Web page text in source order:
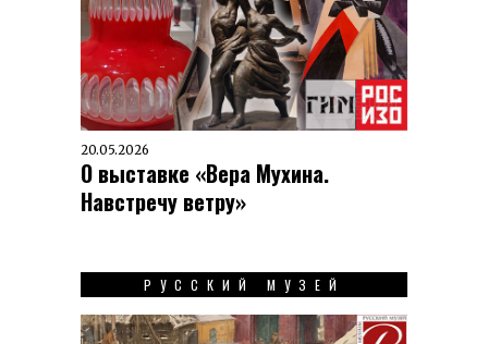
20.05.2026
О выставке «Вера Мухина.
Навстречу ветру»
РУССКИЙ МУЗЕЙ